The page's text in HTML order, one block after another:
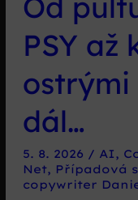
PSY až
ostrými
dál…
5. 8. 2026 / AI,
Net, Případová
copywriter